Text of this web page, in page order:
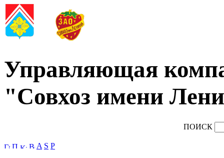
Управляющая
"Совхоз имени
ПОИСК
A S P